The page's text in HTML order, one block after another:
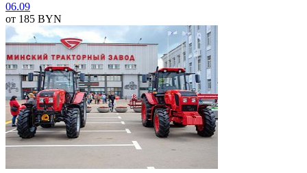
06.09
от 185 BYN